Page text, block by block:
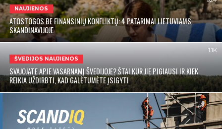
NAUJIENOS
ATOSTOGOS BE FINANSINIŲ KONFLIKTŲ: 4 PATARIMAI LIETUVIAMS
SKANDINAVIJOJE
ŠVEDIJOS NAUJIENOS
SVAJOJATE APIE VASARNAMĮ ŠVEDIJOJE? ŠTAI KUR JIE PIGIAUSI IR KIEK
REIKIA UŽDIRBTI, KAD GALĖTUMĖTE ĮSIGYTI
1.1K